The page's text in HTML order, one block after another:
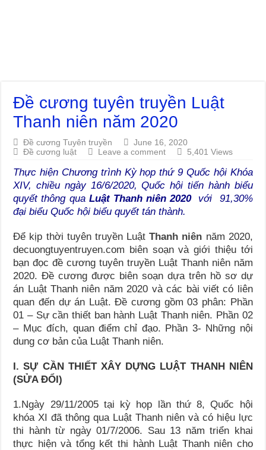
Đề cương tuyên truyền Luật
Thanh niên năm 2020
Đề cương Tuyên truyền
June 16, 2020
Đề cương luật
Leave a comment 5,401 Views
Thực hiện Chương trình Kỳ họp thứ 9 Quốc hội Khóa
XIV, chiều ngày 16/6/2020, Quốc hội tiến hành biểu
quyết thông qua Luật Thanh niên 2020với 91,30%
đại biểu Quốc hội biểu quyết tán thành.
Để kịp thời tuyên truyền LuậtThanh niên năm 2020,
decuongtuyentruyen.com biên soạn và giới thiệu tới
bạn đọc đề cương tuyên truyền Luật Thanh niên năm
2020. Đề cương được biên soạn dựa trên hồ sơ dự
án Luật Thanh niên năm 2020 và các bài viết có liên
quan đến dự án Luật. Đề cương gồm 03 phân: Phần
01 – Sự cần thiết ban hành Luật Thanh niên. Phần 02
– Mục đích, quan điểm chỉ đạo. Phần 3- Những nội
dung cơ bản của Luật Thanh niên.
I. SỰ CẦN THIẾT XÂY DỰNG LUẬT THANH NIÊN
(SỬA ĐỔI)
1.Ngày 29/11/2005 tại kỳ họp lần thứ 8, Quốc hội
khóa XI đã thông qua Luật Thanh niên và có hiệu lực
thi hành từ ngày 01/7/2006. Sau 13 năm triển khai
thực hiện và tổng kết thi hành Luật Thanh niên cho